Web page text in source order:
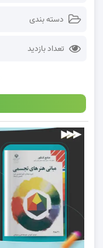
دسته بندی
تعداد بازدید